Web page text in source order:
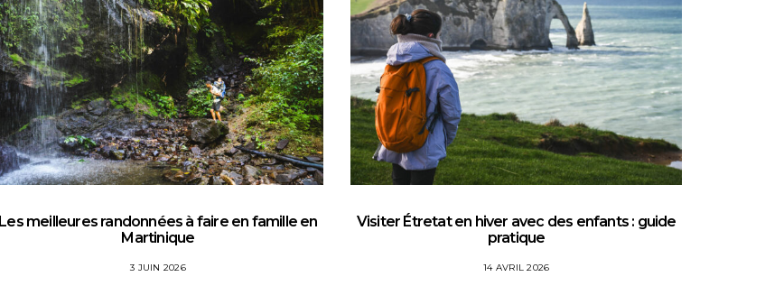
Les meilleures randonnées à faire en famille en
Martinique
3 JUIN 2026
Visiter Étretat en hiver avec des enfants : guide
pratique
14 AVRIL 2026